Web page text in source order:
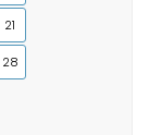
21
28